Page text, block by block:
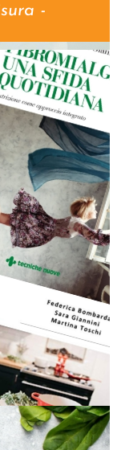
-